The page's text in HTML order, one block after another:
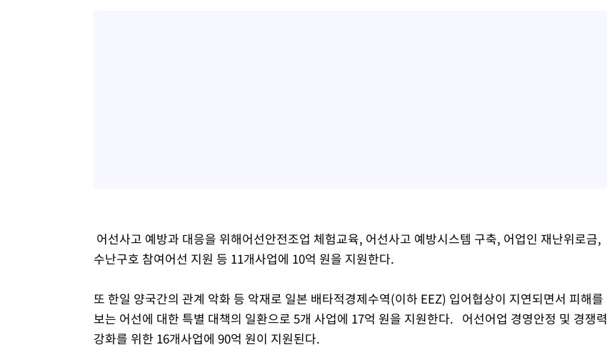
어선사고 예방과 대응을 위해어선안전조업 체험교육, 어선사고 예방시스템 구축, 어업인 재난위로금,
수난구호 참여어선 지원 등 11개사업에 10억 원을 지원한다.
또 한일 양국간의 관계 악화 등 악재로 일본 배타적경제수역(이하 EEZ) 입어협상이 지연되면서 피해를
보는 어선에 대한 특별 대책의 일환으로 5개 사업에 17억 원을 지원한다. 어선어업 경영안정 및 경쟁력
강화를 위한 16개사업에 90억 원이 지원된다.